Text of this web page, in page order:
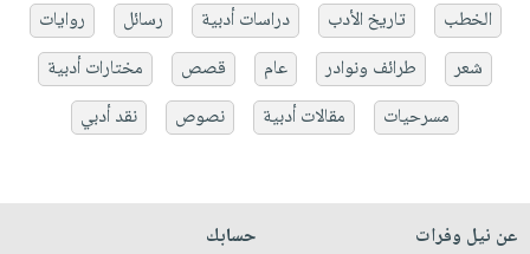
الخطب
تاريخ الأدب دراسات أدبية رسائل
روايات
شعر
طرائف ونوادر عام قصص
مختارات أدبية
مسرحيات
مقالات أدبية نصوص نقد أدبي
عن نيل وفرات
حسابك